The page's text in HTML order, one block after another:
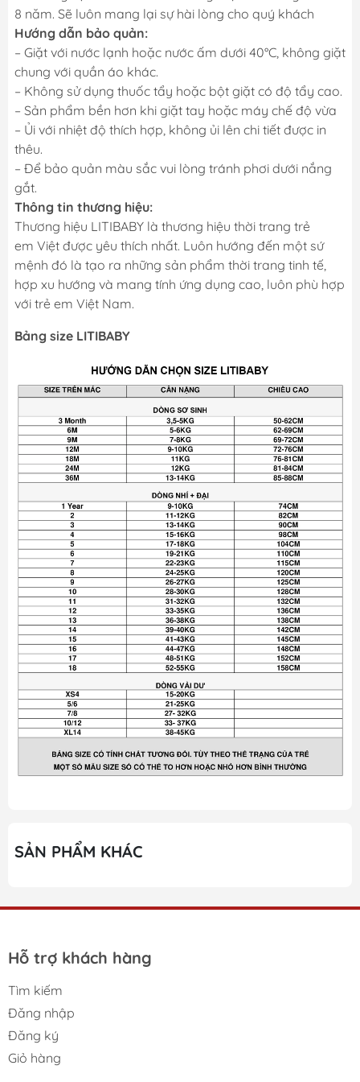
8 năm. Sẽ luôn mang lại sự hài lòng cho quý khách
Hướng dẫn bảo quản:
– Giặt với nước lạnh hoặc nước ấm dưới 40°C, không giặt
chung với quần áo khác.
– Không sử dụng thuốc tẩy hoặc bột giặt có độ tẩy cao.
– Sản phẩm bền hơn khi giặt tay hoặc máy chế độ vừa
– Ủi với nhiệt độ thích hợp, không ủi lên chi tiết được in
thêu.
– Để bảo quản màu sắc vui lòng tránh phơi dưới nắng
gắt.
Thông tin thương hiệu:
Thương hiệu LITIBABY là thương hiệu thời trang trẻ
em Việt được yêu thích nhất. Luôn hướng đến một sứ
mệnh đó là tạo ra những sản phẩm thời trang tinh tế,
hợp xu hướng và mang tính ứng dụng cao, luôn phù hợp
với trẻ em Việt Nam.
Bảng size LITIBABY
SẢN PHẨM KHÁC
Hỗ trợ khách hàng
Tìm kiếm
Đăng nhập
Đăng ký
Giỏ hàng